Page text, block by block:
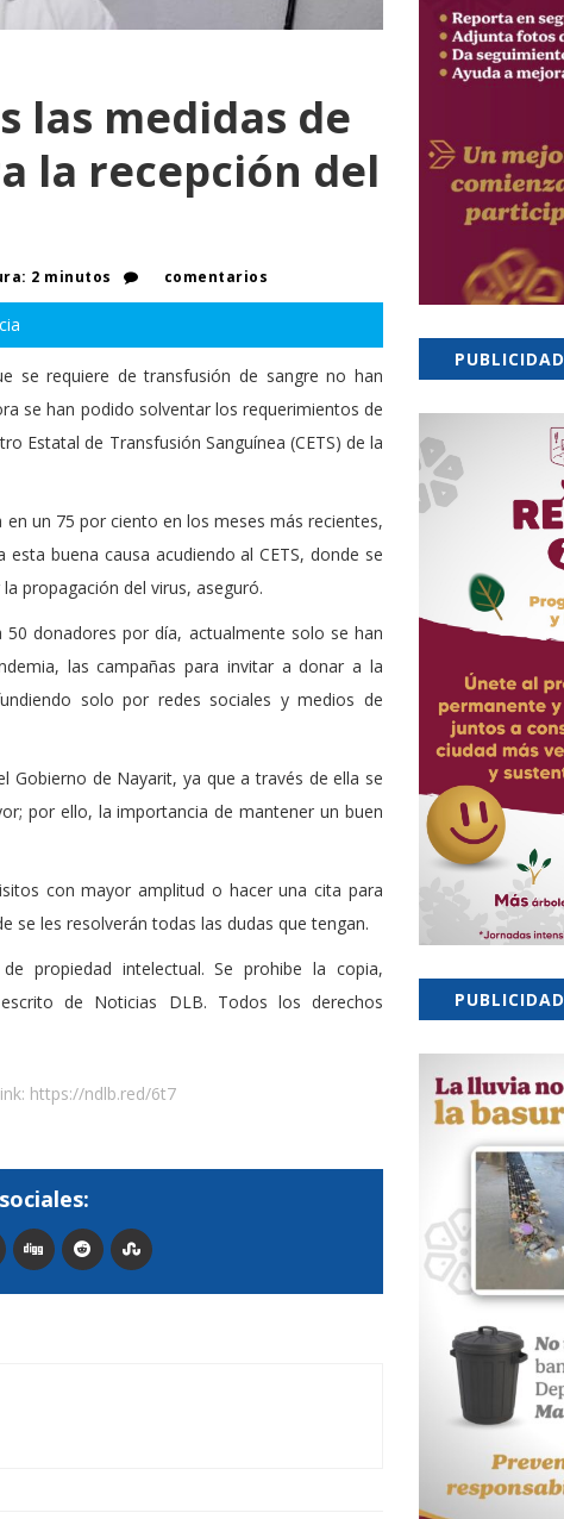
las medidas de
la recepción del
2 minutos comentarios
se requiere de transfusión de sangre no han
se han podido solventar los requerimientos de
Estatal de Transfusión Sanguínea (CETS) de la
un 75 por ciento en los meses más recientes,
buena causa acudiendo al CETS, donde se
propagación del virus, aseguró.
donadores por día, actualmente solo se han
las campañas para invitar a donar a la
solo por redes sociales y medios de
Gobierno de Nayarit, ya que a través de ella se
por ello, la importancia de mantener un buen
con mayor amplitud o hacer una cita para
se les resolverán todas las dudas que tengan.
propiedad intelectual. Se prohibe la copia,
de Noticias DLB. Todos los derechos
https://ndlb.red/6t7
PUBLICIDAD
PUBLICIDAD